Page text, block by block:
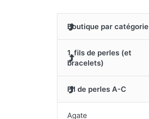
Boutique par catégorie
1. fils de perles (et
bracelets)
Fil de perles A-C
Agate